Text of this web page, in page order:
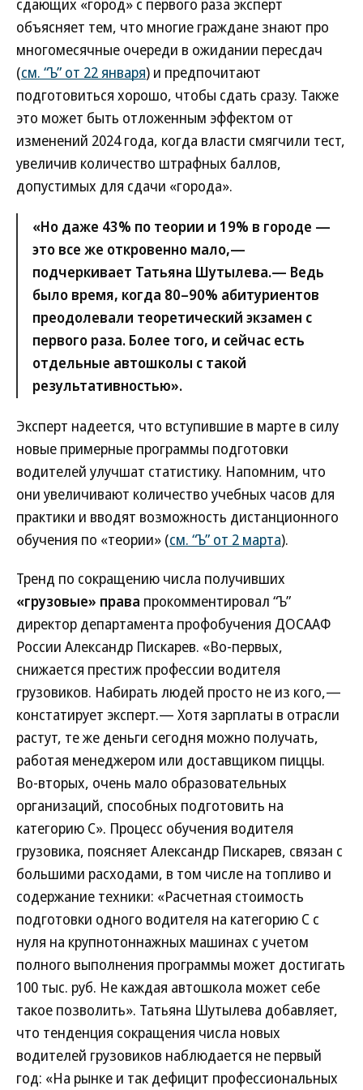
сдающих «город» с первого раза эксперт
объясняет тем, что многие граждане знают про
многомесячные очереди в ожидании пересдач
(cм. “Ъ” от 22 января) и предпочитают
подготовиться хорошо, чтобы сдать сразу. Также
это может быть отложенным эффектом от
изменений 2024 года, когда власти смягчили тест,
увеличив количество штрафных баллов,
допустимых для сдачи «города».
«Но даже 43% по теории и 19% в городе —
это все же откровенно мало,—
подчеркивает Татьяна Шутылева.— Ведь
было время, когда 80–90% абитуриентов
преодолевали теоретический экзамен с
первого раза. Более того, и сейчас есть
отдельные автошколы с такой
результативностью».
Эксперт надеется, что вступившие в марте в силу
новые примерные программы подготовки
водителей улучшат статистику. Напомним, что
они увеличивают количество учебных часов для
практики и вводят возможность дистанционного
обучения по «теории» (см. “Ъ” от 2 марта).
Тренд по сокращению числа получивших
«грузовые» права прокомментировал “Ъ”
директор департамента профобучения ДОСААФ
России Александр Пискарев. «Во-первых,
снижается престиж профессии водителя
грузовиков. Набирать людей просто не из кого,—
констатирует эксперт.— Хотя зарплаты в отрасли
растут, те же деньги сегодня можно получать,
работая менеджером или доставщиком пиццы.
Во-вторых, очень мало образовательных
организаций, способных подготовить на
категорию С». Процесс обучения водителя
грузовика, поясняет Александр Пискарев, связан с
большими расходами, в том числе на топливо и
содержание техники: «Расчетная стоимость
подготовки одного водителя на категорию С с
нуля на крупнотоннажных машинах с учетом
полного выполнения программы может достигать
100 тыс. руб. Не каждая автошкола может себе
такое позволить». Татьяна Шутылева добавляет,
что тенденция сокращения числа новых
водителей грузовиков наблюдается не первый
год: «На рынке и так дефицит профессиональных